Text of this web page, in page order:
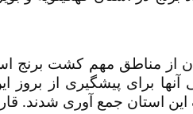
از مناطق مهم کشت برنج
آنها برای پیشگیری از
استان جمع ­آوری شدند.